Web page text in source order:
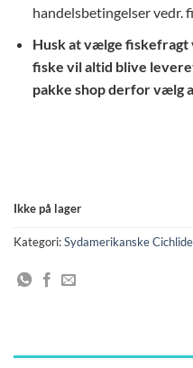
handelsbetingelser vedr.
Husk at vælge fiskefragt
fiske vil altid blive
pakke shop derfor vælg
Ikke på lager
Kategori:Sydamerikanske